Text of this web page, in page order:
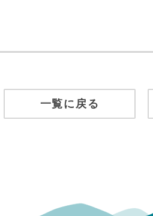
一覧に戻る